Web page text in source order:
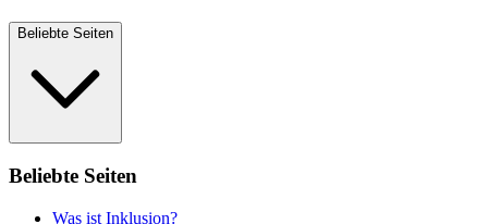
Beliebte Seiten
Beliebte Seiten
Was ist Inklusion?